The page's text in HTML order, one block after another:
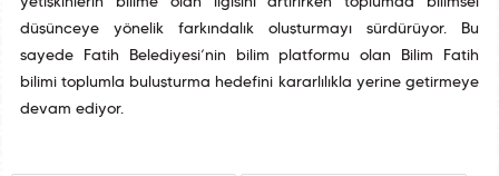
yetişkinlerin bilime olan ilgisini artırırken toplumda bilimsel
düşünceye yönelik farkındalık oluşturmayı sürdürüyor. Bu
sayede Fatih Belediyesi’nin bilim platformu olan Bilim Fatih
bilimi toplumla buluşturma hedefini kararlılıkla yerine getirmeye
devam ediyor.